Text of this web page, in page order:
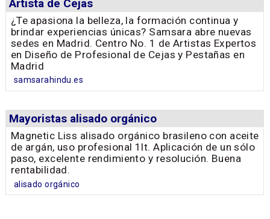
Artista de Cejas
¿Te apasiona la belleza, la formación continua y
brindar experiencias únicas? Samsara abre nuevas
sedes en Madrid. Centro No. 1 de Artistas Expertos
en Diseño de Profesional de Cejas y Pestañas en
Madrid
samsarahindu.es
Mayoristas alisado orgánico
Magnetic Liss alisado orgánico brasileno con aceite
de argán, uso profesional 1lt. Aplicación de un sólo
paso, excelente rendimiento y resolución. Buena
rentabilidad.
alisado orgánico